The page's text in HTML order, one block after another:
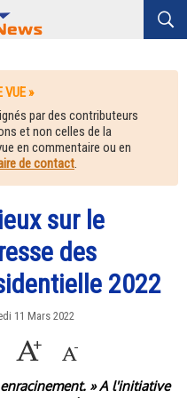
»
par des contributeurs
et non celles de la
en commentaire ou en
de contact.
sur le
des
2022
11 Mars 2022
» A l'initiative